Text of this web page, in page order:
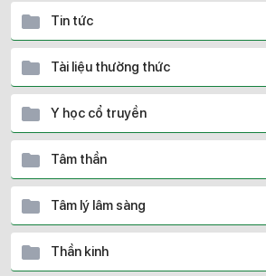
Tin tức
Tài liệu thường thức
Y học cổ truyền
Tâm thần
Tâm lý lâm sàng
Thần kinh